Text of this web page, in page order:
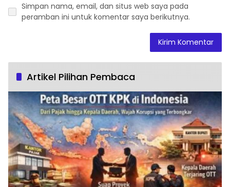
Simpan nama, email, dan situs web saya pada
peramban ini untuk komentar saya berikutnya.
Artikel Pilihan Pembaca